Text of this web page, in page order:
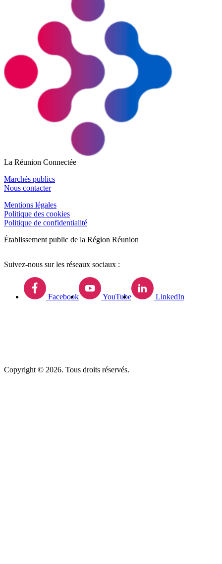
La Réunion Connectée
Marchés publics
Nous contacter
Mentions légales
Politique des cookies
Politique de confidentialité
Établissement public de la Région Réunion
Suivez-nous sur les réseaux sociaux :
Facebook YouTube LinkedIn
Copyright © 2026. Tous droits réservés.